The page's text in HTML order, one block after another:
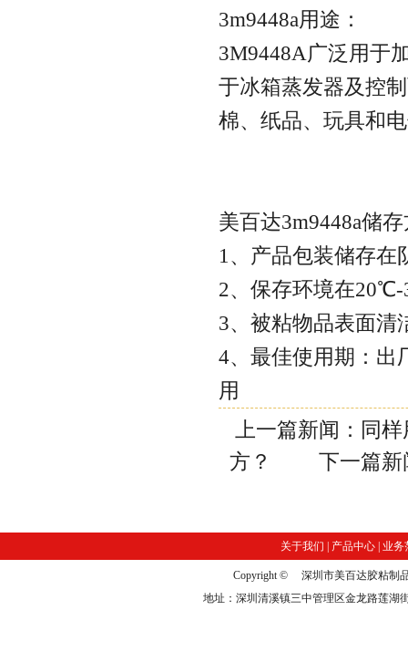
3m9448a用途：
3M9448A广泛用于
于冰箱蒸发器及控
棉、纸品、玩具和
美百达3m9448a储
1、产品包装储存在
2、保存环境在
3、被粘物品表面清
4、最佳使用期：出
用
上一篇新闻： 同
方？
下一篇新
关于我们 产品中心 业务
Copyright © 深圳市美百达胶粘
地址：深圳清溪镇三中管理区金龙路莲